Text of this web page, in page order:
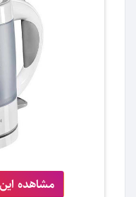
مشاهده